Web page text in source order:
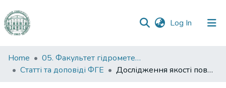
Log In (current)
Communities
&
Home
05. Факультет гідрометеорології і екології
Статті та доповіді ФГЕ
Дослідження якості поверхневих вод з використанням вимог до показників складу та властивостей природних вод комунально-побутового та рибогосподарського водокористування